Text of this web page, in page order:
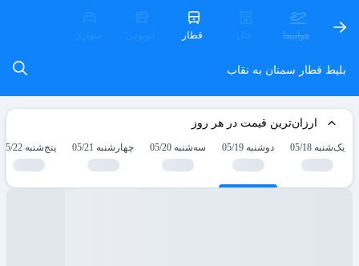
هواپیما هتل قطار اتوبوس سواری
بلیط قطار سمنان به نقاب
ارزان‌ترین قیمت در هر روز
یک‌شنبه 05/18 دوشنبه 05/19 سه‌شنبه 05/20 چهارشنبه 05/21 پنج‌شنبه 05/22